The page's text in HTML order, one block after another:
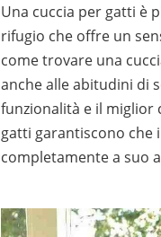
Una cuccia per gatti è
rifugio che offre un
come trovare una
anche alle abitudini di
funzionalità e il miglior
gatti garantiscono che
completamente a suo